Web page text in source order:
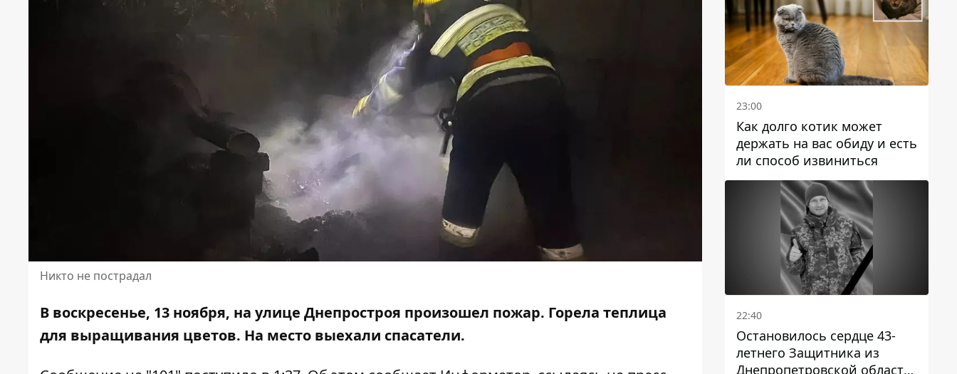
Никто не пострадал
В воскресенье, 13 ноября, на улице Днепростроя произошел пожар. Горела теплица
для выращивания цветов. На место выехали спасатели.
23:00
Как долго котик может
держать на вас обиду и есть
ли способ извиниться
22:40
Остановилось сердце 43-
летнего Защитника из
Днепропетровской области